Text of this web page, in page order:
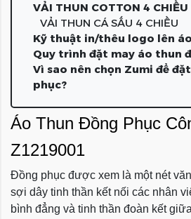
VẢI THUN COTTON 4 CHIỀU
VẢI THUN CÁ SẤU 4 CHIỀU
Kỹ thuật in/thêu logo lên
Quy trình đặt may áo thun
Vì sao nên chọn Zumi để
phục?
Áo Thun Đồng Phục
Z1219001
Đồng phục được xem là một nét
sợi dây tinh thần kết nối các nhân
bình đẳng và tinh thần đoàn kết